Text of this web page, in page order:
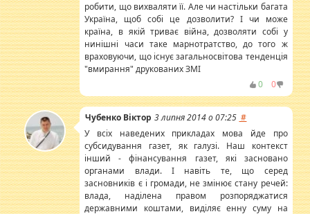
робити, що вихваляти її. Але чи настільки багата
Україна, щоб собі це дозволити? І чи може
країна, в якій триває війна, дозволяти собі у
нинішні часи таке марнотратство, до того ж
враховуючи, що існує загальносвітова тенденція
"вмирання" друкованих ЗМІ
0
0
Чубенко Віктор 3 липня 2014 о 07:25 #
У всіх наведених прикладах мова йде про
субсидування газет, як галузі. Наш контекст
інший - фінансування газет, які засновано
органами влади. І навіть те, що серед
засновників є і громади, не змінює стану речей:
влада, наділена правом розпоряджатися
державними коштами, виділяє енну суму на